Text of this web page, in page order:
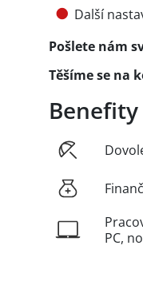
Další
Pošlete nám
Těšíme se na
Benefity
PC,